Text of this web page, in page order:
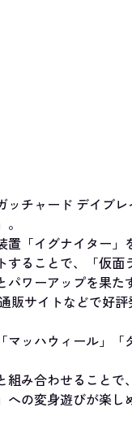
チャード デイブ
「イグナイター」
することで、「仮面
ワーアップを果た
販サイトなどで好評
ッハウィール」「
組み合わせることで
の変身遊びが楽し